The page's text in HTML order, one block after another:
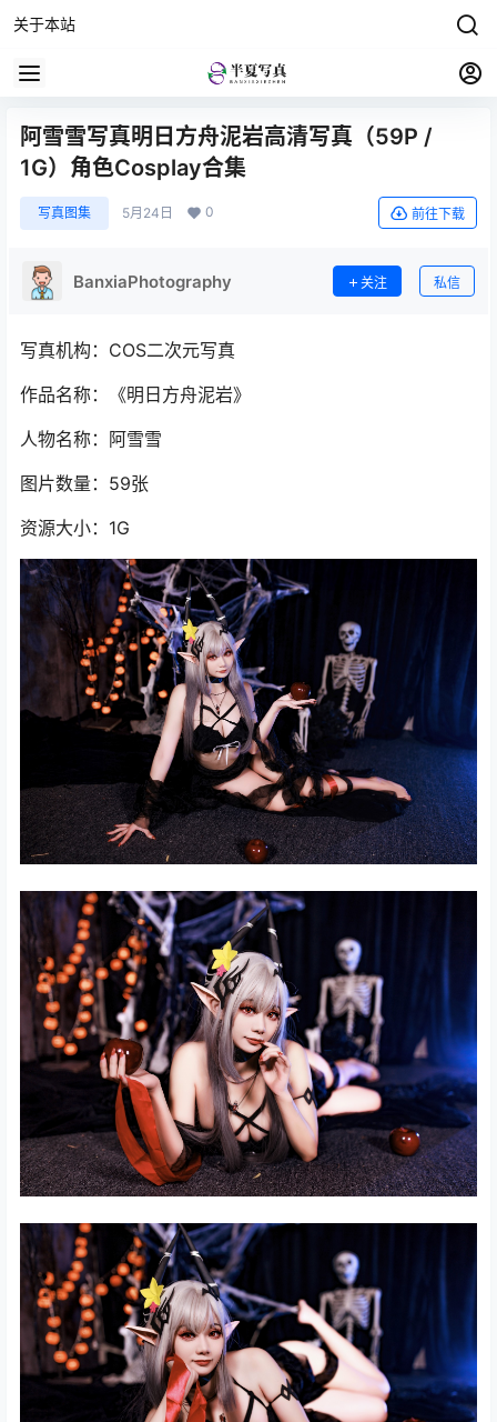
关于本站
阿雪雪写真明日方舟泥岩高清写真（59P /
1G）角色Cosplay合集
写真图集 5月24日 0 前往下载
BanxiaPhotography 关注 私信
写真机构：COS二次元写真
作品名称：《明日方舟泥岩》
人物名称：阿雪雪
图片数量：59张
资源大小：1G